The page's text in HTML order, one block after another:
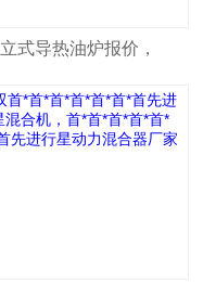
立式导热油炉报价，